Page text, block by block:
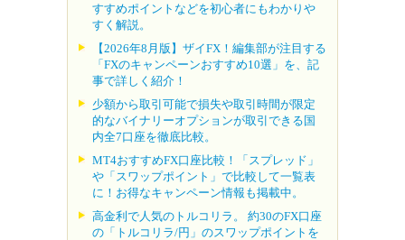
すすめポイントなどを初心者にもわかりや
すく解説。
【2026年8月版】ザイFX！編集部が注目する
「FXのキャンペーンおすすめ10選」を、記
事で詳しく紹介！
少額から取引可能で損失や取引時間が限定
的なバイナリーオプションが取引できる国
内全7口座を徹底比較。
MT4おすすめFX口座比較！「スプレッド」
や「スワップポイント」で比較して一覧表
に！お得なキャンペーン情報も掲載中。
高金利で人気のトルコリラ。 約30のFX口座
の「トルコリラ/円」のスワップポイントを